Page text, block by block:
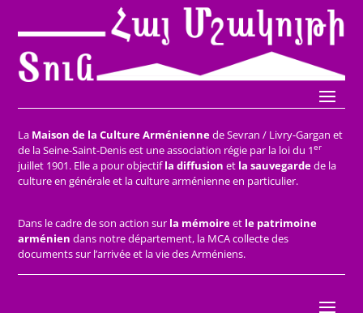
La Maison de la Culture Arméniennede Sevran / Livry-Gargan et
de la Seine-Saint-Denis est une association régie par la loi du 1er
juillet 1901. Elle a pour objectifla diffusion et la sauvegardede la
culture en générale et la culture arménienne en particulier.
Dans le cadre de son action sur la mémoireet le patrimoine
arménien dans notre département, la MCA collecte des
documents sur l’arrivée et la vie des Arméniens.